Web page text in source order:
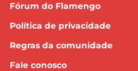
Fórum do Flamengo
Política de privacidade
Regras da comunidade
Fale conosco